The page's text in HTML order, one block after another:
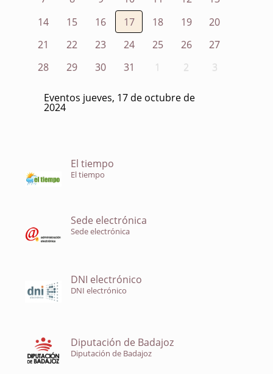
14
15 16 17 18 19
20
21
22 23 24 25 26
27
28
29 30 31 1 2 3
Eventos jueves, 17 de octubre de
2024
El tiempo
El tiempo
Sede electrónica
Sede electrónica
DNI electrónico
DNI electrónico
Diputación de Badajoz
Diputación de Badajoz